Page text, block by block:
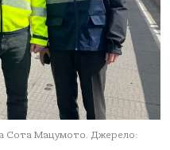
Сота Мацумото. Джерело: